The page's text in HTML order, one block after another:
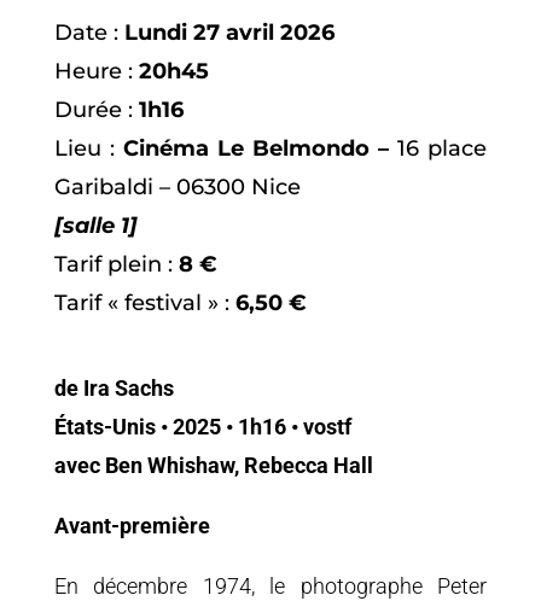
Date : Lundi 27 avril2026
Heure : 20h45
Durée : 1h16
Lieu : Cinéma Le Belmondo –16 place
Garibaldi – 06300 Nice
[salle 1]
Tarif plein : 8 €
Tarif « festival » : 6,50 €
de Ira Sachs
États-Unis • 2025 • 1h16 • vostf
avec Ben Whishaw, Rebecca Hall
Avant-première
En décembre 1974, le photographe Peter